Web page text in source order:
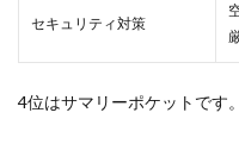
セキュリティ対策
4位はサマリーポケットです。